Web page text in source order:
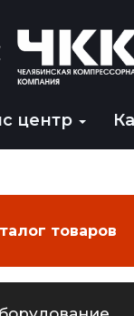
центр
товаров